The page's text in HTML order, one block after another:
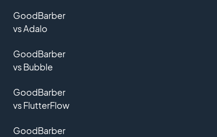
GoodBarber
vs Adalo
GoodBarber
vs Bubble
GoodBarber
vs FlutterFlow
GoodBarber